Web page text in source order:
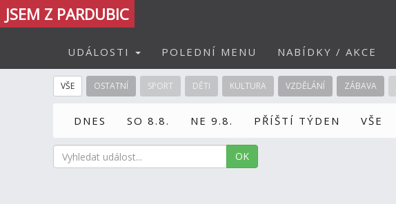
JSEM Z PARDUBIC
UDÁLOSTI POLEDNÍ MENU NABÍDKY / AKCE
VŠE OSTATNÍ SPORT DĚTI KULTURA VZDĚLÁNÍ ZÁBAVA
DNES SO 8.8. NE 9.8. PŘÍŠTÍ TÝDEN VŠE
OK